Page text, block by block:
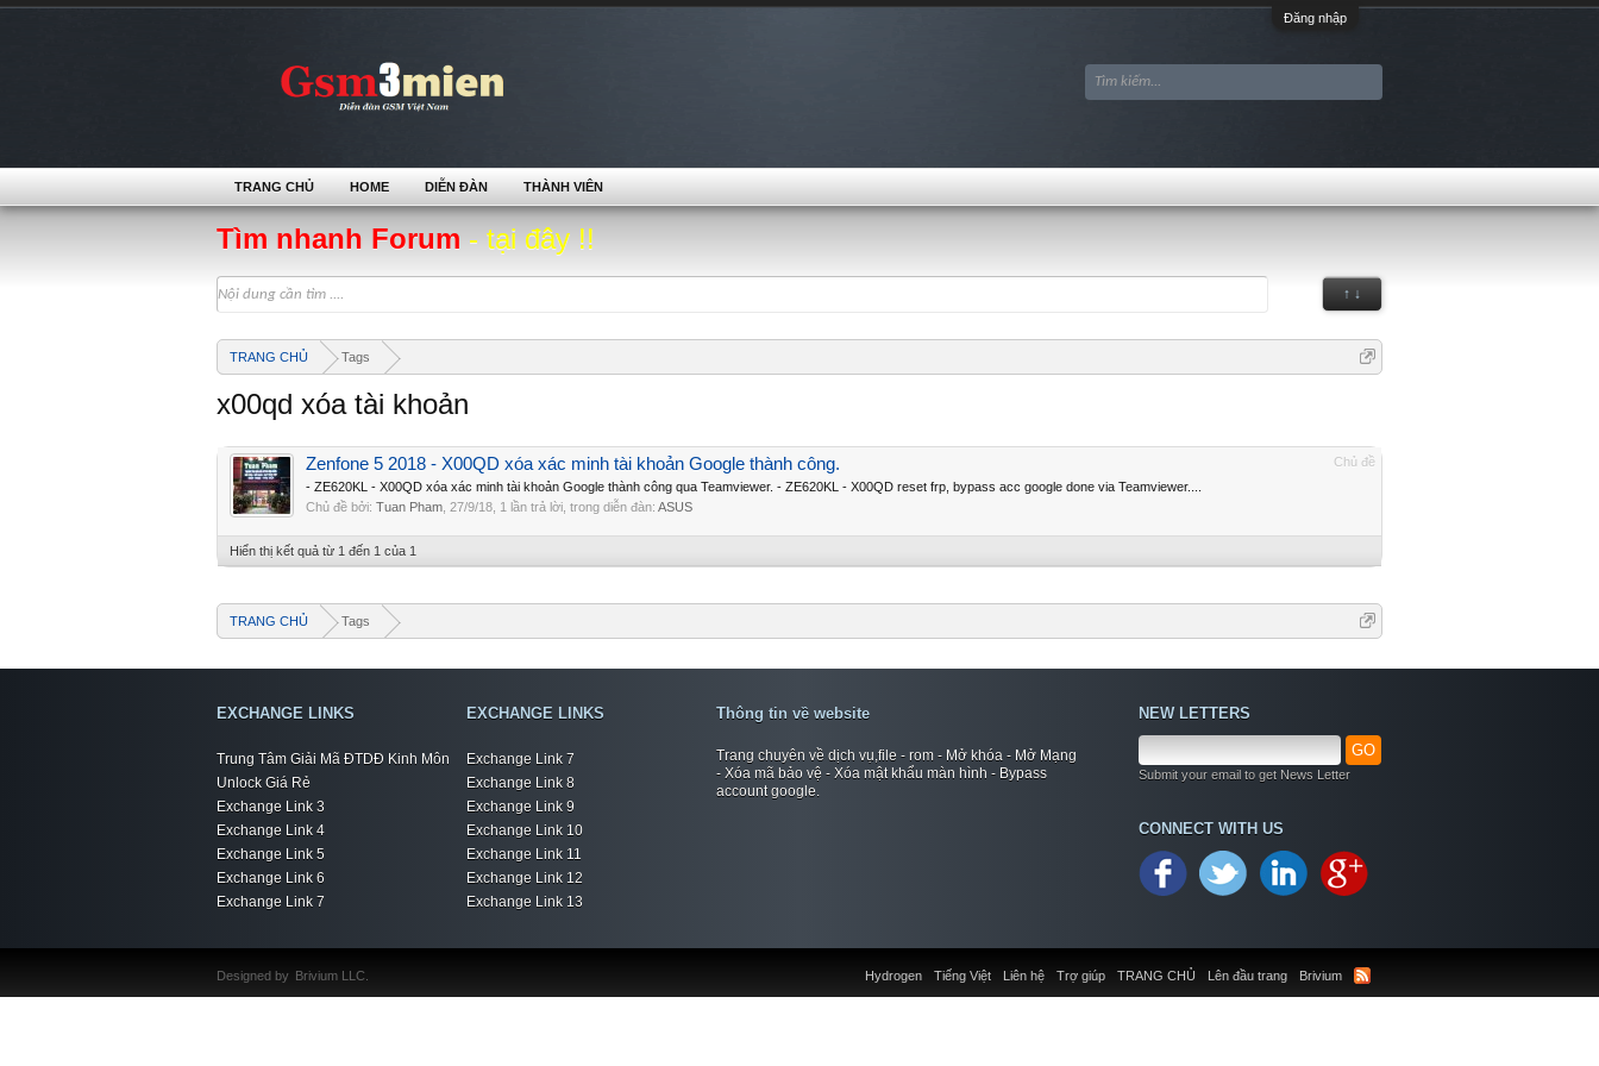
Đăng nhập
Tìm nhanh Forum - tại đây !!
↑ ↓
TRANG CHỦ Tags
x00qd xóa tài khoản
Chủ đề
Zenfone 5 2018 - X00QD xóa xác minh tài khoản Google thành công.
- ZE620KL - X00QD xóa xác minh tài khoản Google thành công qua Teamviewer. - ZE620KL - X00QD reset frp, bypass acc google done via Teamviewer....
Chủ đề bởi: Tuan Pham 27/9/18 , 1 lần trả lời, trong diễn đàn: ASUS
Hiển thị kết quả từ 1 đến 1 của 1
TRANG CHỦ Tags
TRANG CHỦ HOME DIỄN ĐÀN THÀNH VIÊN
EXCHANGE LINKS
Trung Tâm Giải Mã ĐTDĐ Kinh Môn
Unlock Giá Rẻ
Exchange Link 3
Exchange Link 4
Exchange Link 5
Exchange Link 6
Exchange Link 7
EXCHANGE LINKS
Exchange Link 7
Exchange Link 8
Exchange Link 9
Exchange Link 10
Exchange Link 11
Exchange Link 12
Exchange Link 13
Thông tin về website
Trang chuyên về dịch vụ,file - rom - Mở khóa - Mở Mạng
- Xóa mã bảo vệ - Xóa mật khẩu màn hình - Bypass
account google.
NEW LETTERS
GO
Submit your email to get News Letter
CONNECT WITH US
Liên hệ Trợ giúp TRANG CHỦ Lên đầu trang Brivium
Hydrogen Tiếng Việt
Designed by Brivium LLC.